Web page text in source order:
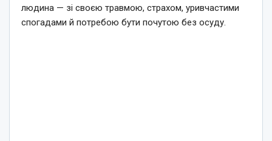
людина — зі своєю травмою, страхом, уривчастими
спогадами й потребою бути почутою без осуду.